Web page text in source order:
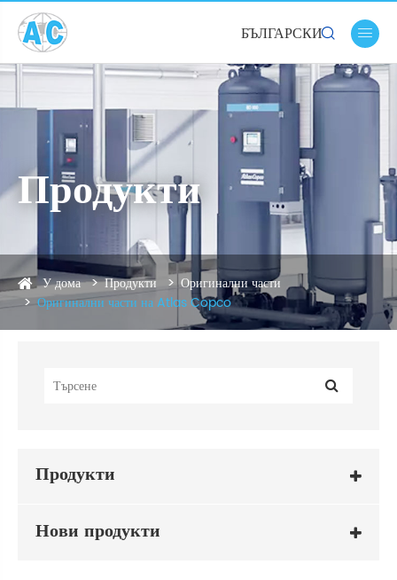
БЪЛГАРСКИ 
Продукти
У дома Продукти
Оригинални части
Оригинални части на Atlas Copco
Продукти
Нови продукти